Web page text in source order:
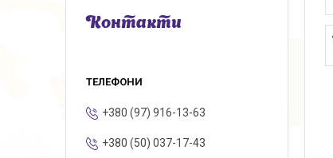
Контакти
+380 (97) 916-13-63
+380 (50) 037-17-43